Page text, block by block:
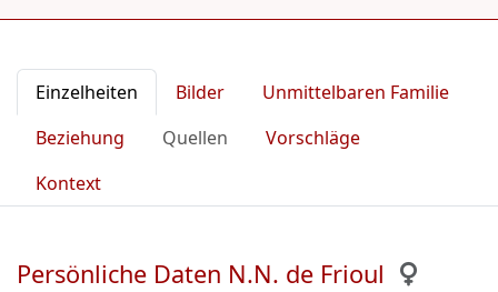
Einzelheiten Bilder
Unmittelbaren Familie
Beziehung
Quellen
Vorschläge
Kontext
Persönliche Daten N.N. de Frioul